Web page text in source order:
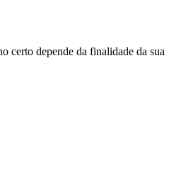
certo depende da finalidade da sua